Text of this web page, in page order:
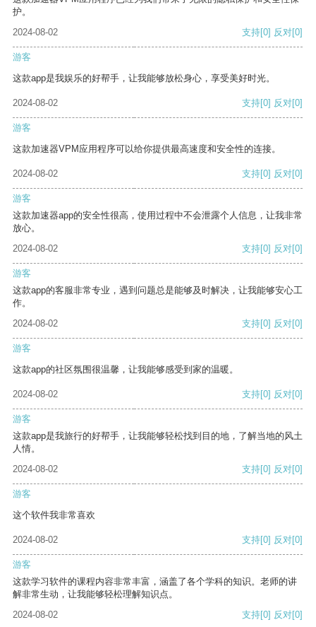
护。
2024-08-02
支持[0] 反对[0]
游客
这款app是我娱乐的好帮手，让我能够放松身心，享受美好时光。
2024-08-02 支持[0] 反对[0]
游客
这款加速器VPM应用程序可以给你提供最高速度和安全性的连接。
2024-08-02 支持[0] 反对[0]
游客
这款加速器app的安全性很高，使用过程中不会泄露个人信息，让我非常
放心。
2024-08-02
支持[0] 反对[0]
游客
这款app的客服非常专业，遇到问题总是能够及时解决，让我能够安心工
作。
2024-08-02
支持[0] 反对[0]
游客
这款app的社区氛围很温馨，让我能够感受到家的温暖。
2024-08-02 支持[0] 反对[0]
游客
这款app是我旅行的好帮手，让我能够轻松找到目的地，了解当地的风土
人情。
2024-08-02
支持[0] 反对[0]
游客
这个软件我非常喜欢
2024-08-02 支持[0] 反对[0]
游客
这款学习软件的课程内容非常丰富，涵盖了各个学科的知识。老师的讲
解非常生动，让我能够轻松理解知识点。
2024-08-02
支持[0] 反对[0]